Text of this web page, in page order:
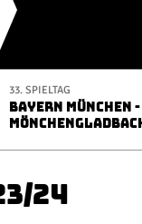
33. SPIELTAG
BAYERN MÜNCHEN -
24